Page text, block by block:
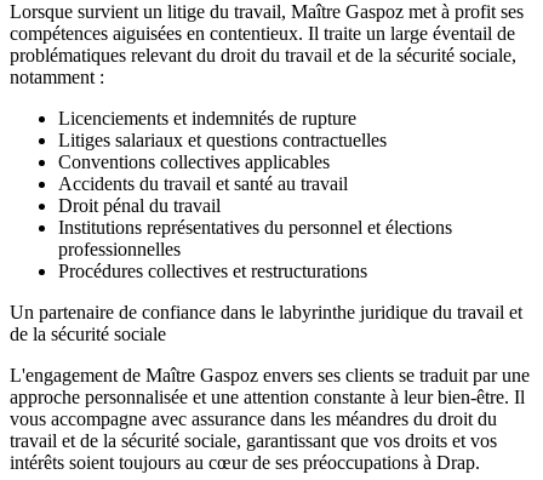
Lorsque survient un litige du travail, Maître Gaspoz met à profit ses
compétences aiguisées en contentieux. Il traite un large éventail de
problématiques relevant du droit du travail et de la sécurité sociale,
notamment :
Licenciements et indemnités de rupture
Litiges salariaux et questions contractuelles
Conventions collectives applicables
Accidents du travail et santé au travail
Droit pénal du travail
Institutions représentatives du personnel et élections
professionnelles
Procédures collectives et restructurations
Un partenaire de confiance dans le labyrinthe juridique du travail et
de la sécurité sociale
L'engagement de Maître Gaspoz envers ses clients se traduit par une
approche personnalisée et une attention constante à leur bien-être. Il
vous accompagne avec assurance dans les méandres du droit du
travail et de la sécurité sociale, garantissant que vos droits et vos
intérêts soient toujours au cœur de ses préoccupations à Drap.